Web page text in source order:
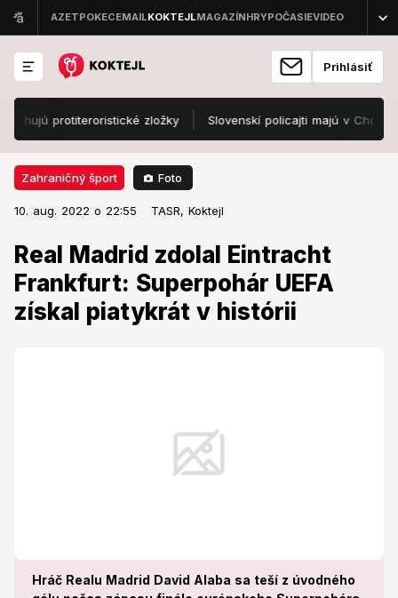
Prihlásiť
protiteroristické zložky Slovenskí policajti majú v
Zahraničný šport Foto
10. aug. 2022 o 22:55 TASR, Koktejl
Real Madrid zdolal Eintracht
Frankfurt: Superpohár UEFA
získal piatykrát v histórii
Hráč Realu Madrid David Alaba sa teší z úvodného
Zahraničný šport 10. aug. 2022 o 22:55
Real Madrid zdolal Eintracht
Frankfurt: Superpohár UEFA získal
piatykrát v histórii
Futbalisti Realu Madrid získali piatykrát v histórii
Superpohár UEFA.